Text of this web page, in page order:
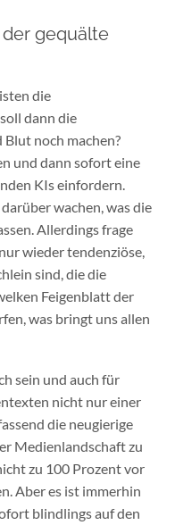
gequälte
die
dann die
noch machen?
und dann sofort eine
KIs einfordern.
wachen, was die
Allerdings frage
wieder tendenziöse,
sind, die die
Feigenblatt der
was bringt uns allen
sein und auch für
nicht nur einer
die neugierige
Medienlandschaft zu
zu 100 Prozent vor
Aber es ist immerhin
blindlings auf den